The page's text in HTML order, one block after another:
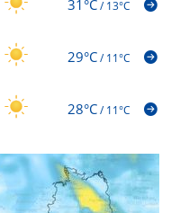
31°C/13°C
29°C/11°C
28°C/11°C